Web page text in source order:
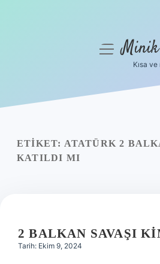
Yasal Uyarı
menüyüMinik
Kısa
ETIKET: ATATÜRK 2
KATILDI MI
2 BALKAN SAVAŞI
Tarih: Ekim 9, 2024